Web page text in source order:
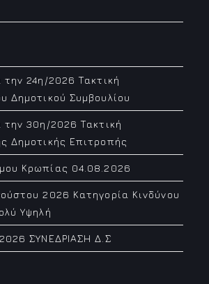
την 24η/2026 Τακτική
Δημοτικού Συμβουλίου
την 30η/2026 Τακτική
Δημοτικής Επιτροπής
Κρωπίας 04.08.2026
2026 Κατηγορία Κινδύνου
Υψηλή
ΣΥΝΕΔΡΙΑΣΗ Δ.Σ